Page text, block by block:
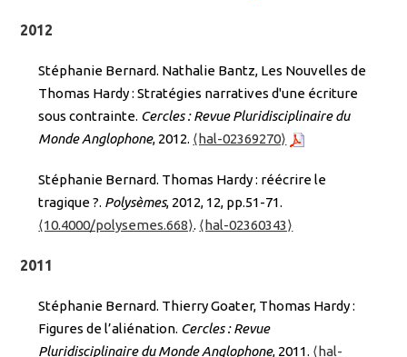
2012
Stéphanie Bernard. Nathalie Bantz, Les Nouvelles de
Thomas Hardy : Stratégies narratives d'une écriture
sous contrainte. Cercles : Revue Pluridisciplinaire du
Monde Anglophone, 2012. ⟨hal-02369270⟩
Stéphanie Bernard. Thomas Hardy : réécrire le
tragique ?. Polysèmes, 2012, 12, pp.51-71.
⟨10.4000/polysemes.668⟩. ⟨hal-02360343⟩
2011
Stéphanie Bernard. Thierry Goater, Thomas Hardy :
Figures de l’aliénation. Cercles : Revue
Pluridisciplinaire du Monde Anglophone, 2011. ⟨hal-